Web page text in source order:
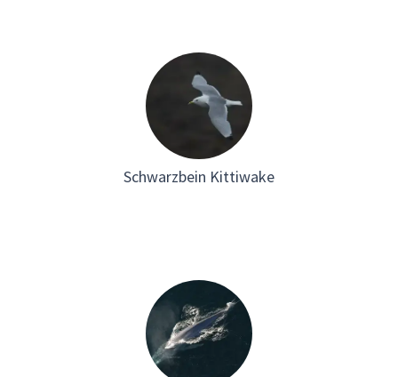
Schwarzbein Kittiwake